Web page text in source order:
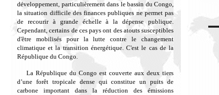
développement, particulièrement dans le bassin du Congo,
la situation difficile des finances publiques ne permet pas
de recourir à grande échelle à la dépense publique.
Cependant, certains de ces pays ont des atouts susceptibles
d'être mobilisés pour la lutte contre le changement
climatique et la transition énergétique. C'est le cas de la
République du Congo.
La République du Congo est couverte aux deux tiers
d’une forêt tropicale dense qui constitue un puits de
carbone important dans la réduction des émissions